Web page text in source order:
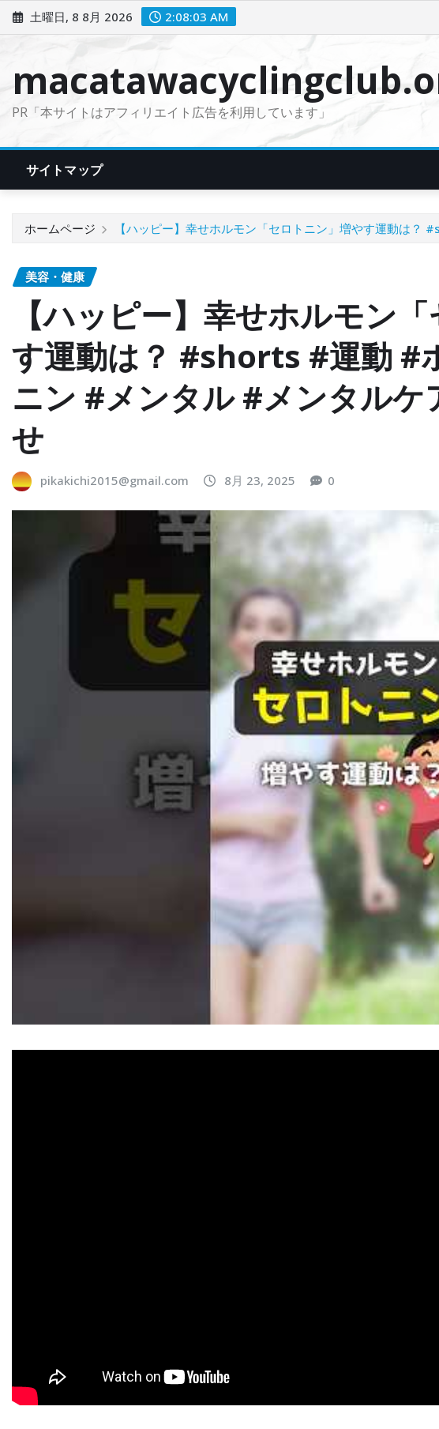
ン
土曜日, 8 8月 2026 2:08:05 AM
PR「本サイトはアフィリエイト広告を利用しています」
サイトマップ
ホームページ 【ハッピー】幸せホルモン「セロトニン」増やす運動は
美容・健康
【ハッピー】幸せホルモン
す運動は？ #shorts #運動 #
ニン #メンタル #メンタル
せ
pikakichi2015@gmail.com 8月 23, 2025 0